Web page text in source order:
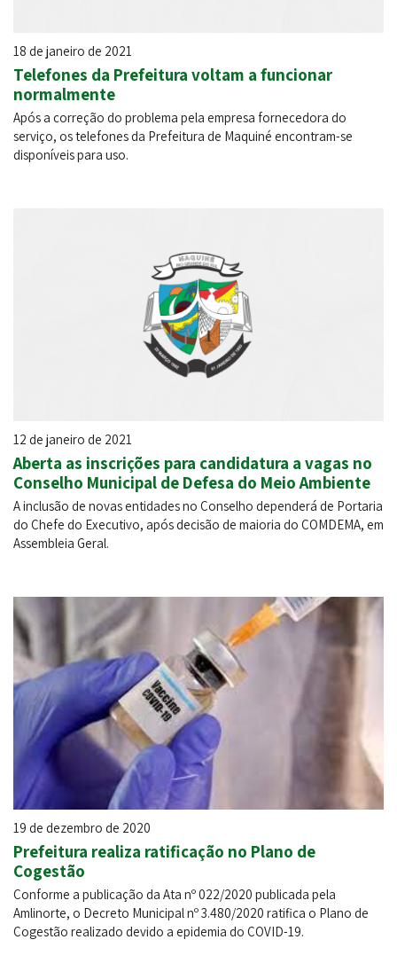
18 de janeiro de 2021
Telefones da Prefeitura voltam a funcionar
normalmente
Após a correção do problema pela empresa fornecedora do
serviço, os telefones da Prefeitura de Maquiné encontram-se
disponíveis para uso.
12 de janeiro de 2021
Aberta as inscrições para candidatura a vagas no
Conselho Municipal de Defesa do Meio Ambiente
A inclusão de novas entidades no Conselho dependerá de Portaria
do Chefe do Executivo, após decisão de maioria do COMDEMA, em
Assembleia Geral.
19 de dezembro de 2020
Prefeitura realiza ratificação no Plano de
Cogestão
Conforme a publicação da Ata nº 022/2020 publicada pela
Amlinorte, o Decreto Municipal nº 3.480/2020 ratifica o Plano de
Cogestão realizado devido a epidemia do COVID-19.